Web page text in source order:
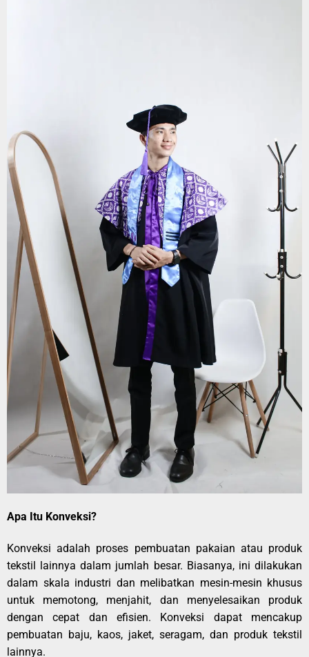
Apa Itu Konveksi?
Konveksi adalah proses pembuatan pakaian atau produk
tekstil lainnya dalam jumlah besar. Biasanya, ini dilakukan
dalam skala industri dan melibatkan mesin-mesin khusus
untuk memotong, menjahit, dan menyelesaikan produk
dengan cepat dan efisien. Konveksi dapat mencakup
pembuatan baju, kaos, jaket, seragam, dan produk tekstil
lainnya.